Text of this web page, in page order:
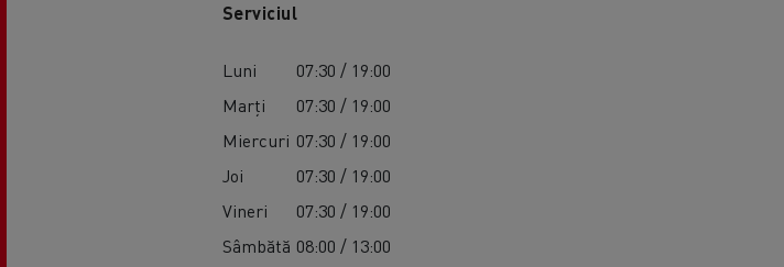
Serviciul
Luni
07:30 / 19:00
Marți
07:30 / 19:00
Miercuri 07:30 / 19:00
Joi
07:30 / 19:00
Vineri
07:30 / 19:00
Sâmbătă 08:00 / 13:00